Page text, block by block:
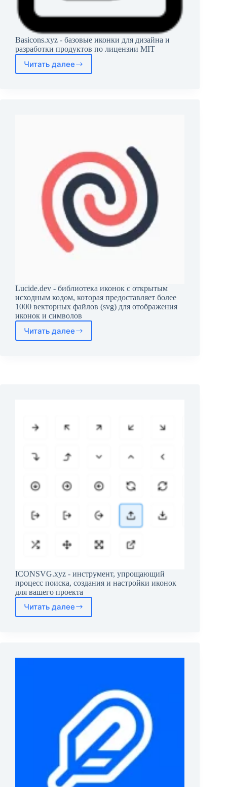
Basicons.xyz - базовые иконки для дизайна и
разработки продуктов по лицензии MIT
Читать далееBasicons.xyz
Lucide.dev - библиотека иконок с открытым
исходным кодом, которая предоставляет более
1000 векторных файлов (svg) для отображения
иконок и символов
Читать далее
Lucide.dev
ICONSVG.xyz - инструмент, упрощающий
процесс поиска, создания и настройки иконок
для вашего проекта
Читать далееICONSVG.xyz